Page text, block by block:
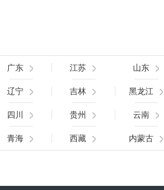
广东 江苏 山东
辽宁 吉林 黑龙江
四川 贵州 云南
青海 西藏 内蒙古